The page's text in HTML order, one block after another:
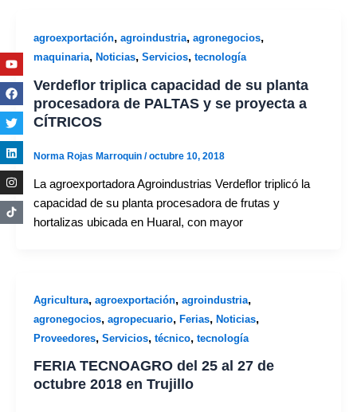
agroexportación, agroindustria, agronegocios,
maquinaria, Noticias, Servicios, tecnología
Verdeflor triplica capacidad de su planta
procesadora de PALTAS y se proyecta a
CÍTRICOS
Norma Rojas Marroquin /octubre 10, 2018
La agroexportadora Agroindustrias Verdeflor triplicó la
capacidad de su planta procesadora de frutas y
hortalizas ubicada en Huaral, con mayor
Agricultura, agroexportación, agroindustria,
agronegocios, agropecuario, Ferias, Noticias,
Proveedores, Servicios, técnico, tecnología
FERIA TECNOAGRO del 25 al 27 de
octubre 2018 en Trujillo
Youtube
Facebook
Twitter
Linkedin
Instagram